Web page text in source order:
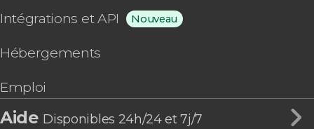
Intégrations et API Nouveau
Hébergements
Emploi
Aide Disponibles 24h/24 et 7j/7